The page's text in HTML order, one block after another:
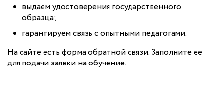
выдаем удостоверения государственного
образца;
гарантируем связь с опытными педагогами.
На сайте есть форма обратной связи. Заполните ее
для подачи заявки на обучение.